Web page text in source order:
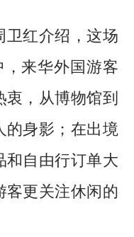
红介绍，这场
，来华外国游客
衷，从博物馆到
的身影；在出境
和自由行订单大
客更关注休闲的